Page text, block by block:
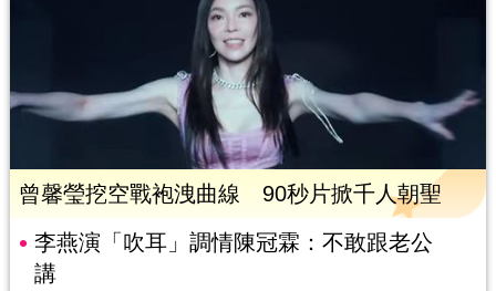
曾馨瑩挖空戰袍洩曲線 90秒片掀千人朝聖
李燕演「吹耳」調情陳冠霖：不敢跟老公
講